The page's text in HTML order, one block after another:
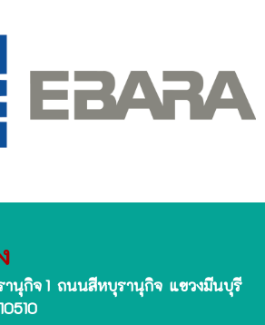
นุกิจ 1 ถนนสีหบุรานุกิจ แขวงมีนบุรี